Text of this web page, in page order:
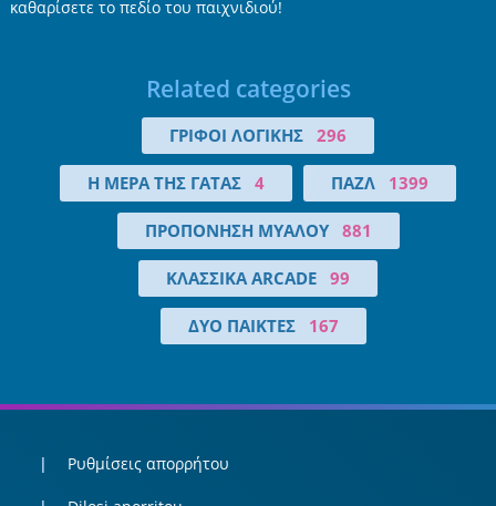
καθαρίσετε το πεδίο του παιχνιδιού!
Related categories
ΓΡΊΦΟΙ ΛΟΓΙΚΉΣ 296
Η ΜΈΡΑ ΤΗΣ ΓΆΤΑΣ 4 ΠΑΖΛ 1399
ΠΡΟΠΌΝΗΣΗ ΜΥΑΛΟΎ 881
ΚΛΑΣΣΙΚΆ ARCADE 99
ΔΎΟ ΠΑΊΚΤΕΣ 167
Ρυθμίσεις απορρήτου